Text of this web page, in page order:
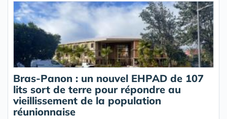
Bras-Panon : un nouvel EHPAD de 107
lits sort de terre pour répondre au
vieillissement de la population
réunionnaise